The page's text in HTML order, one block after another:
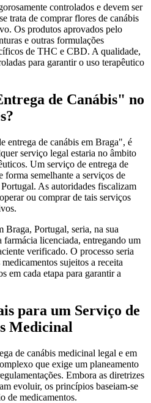
controlados e devem ser
trata de comprar flores de canábis
Os produtos aprovados pelo
e outras formulações
de THC e CBD. A qualidade,
para garantir o uso terapêutico
de Canábis" no
entrega de canábis em Braga", é
serviço legal estaria no âmbito
Um serviço de entrega de
forma semelhante a serviços de
As autoridades fiscalizam
ou comprar de tais serviços
Braga, Portugal, seria, na sua
farmácia licenciada, entregando um
verificado. O processo seria
sujeitos a receita
em cada etapa para garantir a
para um Serviço de
Medicinal
de canábis medicinal legal e em
que exige um planeamento
Embora as diretrizes
evoluir, os princípios baseiam-se
de medicamentos.